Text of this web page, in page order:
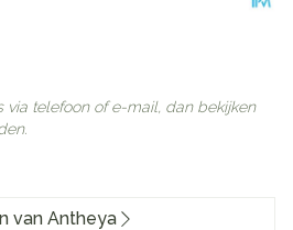
telefoon of e-mail, dan bekijken
van Antheya